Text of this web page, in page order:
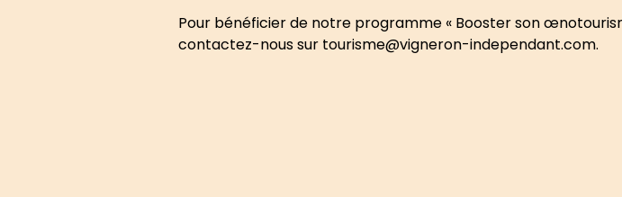
Pour bénéficier de notre programme « Booster son
contactez-nous sur tourisme@vigneron-independant.com.